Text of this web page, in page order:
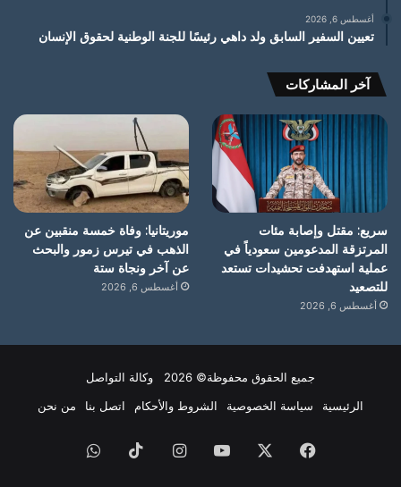
أغسطس 6, 2026
تعيين السفير السابق ولد داهي رئيسًا للجنة الوطنية لحقوق الإنسان
آخر المشاركات
سريع: مقتل وإصابة مئات
المرتزقة المدعومين سعودياً في
عملية استهدفت تحشيدات تستعد
للتصعيد
أغسطس 6, 2026
موريتانيا: وفاة خمسة منقبين عن
الذهب في تيرس زمور والبحث
عن آخر ونجاة ستة
أغسطس 6, 2026
جميع الحقوق محفوظة© 2026 وكالة التواصل
الرئيسية
سياسة الخصوصية الشروط والأحكام اتصل بنا من نحن
فيسبوك يوتيوبانستقرام ‫TikTokواتساب